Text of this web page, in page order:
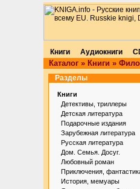
Книги Аудиокниги
Каталог » Книги »
Разделы
Книги
Детективы, триллеры
Детская литература
Подарочные издания
Зарубежная литература
Русская литература
Дом. Семья. Досуг.
Любовный роман
Приключения,
История, мемуары